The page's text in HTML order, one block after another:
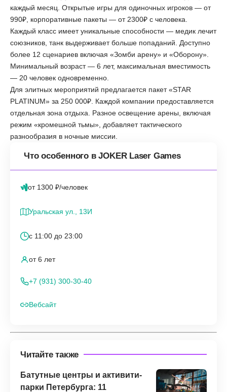
каждый месяц. Открытые игры для одиночных игроков — от
990₽, корпоративные пакеты — от 2300₽ с человека.
Каждый класс имеет уникальные способности — медик лечит
союзников, танк выдерживает больше попаданий. Доступно
более 12 сценариев включая «Зомби арену» и «Оборону».
Минимальный возраст — 6 лет, максимальная вместимость
— 20 человек одновременно.
Для элитных мероприятий предлагается пакет «STAR
PLATINUM» за 250 000₽. Каждой компании предоставляется
отдельная зона отдыха. Разное освещение арены, включая
режим «кромешной тьмы», добавляет тактического
разнообразия в ночные миссии.
Что особенного в JOKER Laser Games
от 1300 ₽/человек
Уральская ул., 13И
с 11:00 до 23:00
от 6 лет
+7 (931) 300-30-40
Вебсайт
Читайте также
Батутные центры и активити-
парки Петербурга: 11